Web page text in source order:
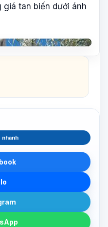
tan biến dưới ánh
nhanh